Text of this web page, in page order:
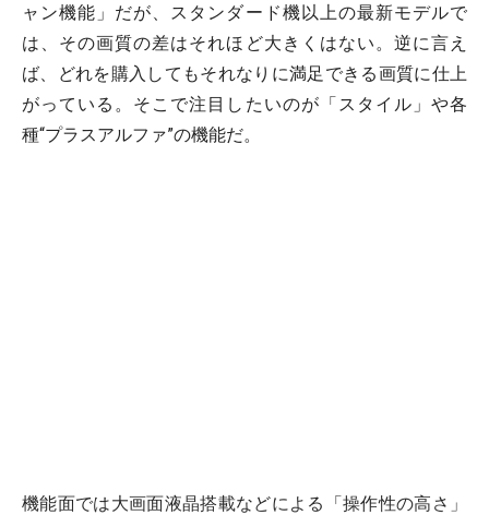
ャン機能」だが、スタンダード機以上の最新モデルで
は、その画質の差はそれほど大きくはない。逆に言え
ば、どれを購入してもそれなりに満足できる画質に仕上
がっている。そこで注目したいのが「スタイル」や各
種“プラスアルファ”の機能だ。
機能面では大画面液晶搭載などによる「操作性の高さ」